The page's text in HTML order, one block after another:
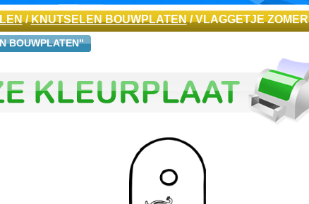
/KNUTSELEN BOUWPLATEN/ VLAGGETJE ZOMER
BOUWPLATEN"